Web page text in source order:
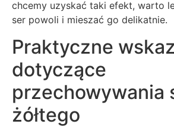
chcemy uzyskać taki efekt, warto
ser powoli i mieszać go delikatnie.
Praktyczne
dotyczące
przechowywania
żółtego